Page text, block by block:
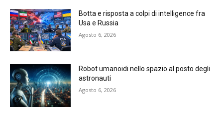
Botta e risposta a colpi di intelligence fra
Usa e Russia
Agosto 6, 2026
Robot umanoidi nello spazio al posto degli
astronauti
Agosto 6, 2026